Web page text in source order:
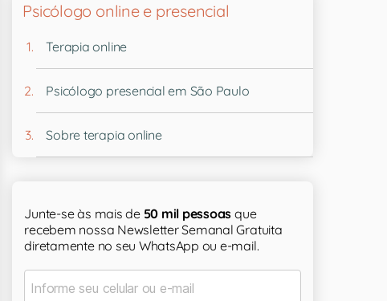
Psicólogo online e presencial
Terapia online
Psicólogo presencial em São Paulo
Sobre terapia online
Junte-se às mais de 50 mil pessoas que
recebem nossa Newsletter Semanal Gratuita
diretamente no seu WhatsApp ou e-mail.